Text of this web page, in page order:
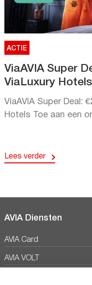
ACTIE
ViaAVIA Super
ViaLuxury Hotels
ViaAVIA Super Deal:
Hotels Toe aan een
Lees verder
AVIA Diensten
AVIA Card
AVIA VOLT